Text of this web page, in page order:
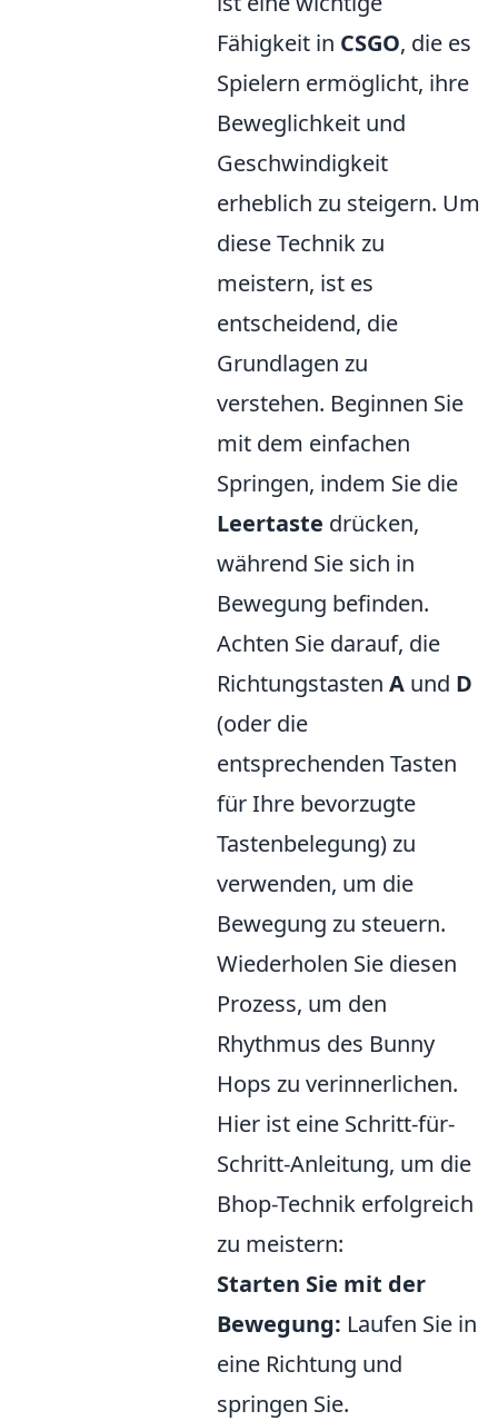
Fähigkeit in CSGO, die es
Spielern ermöglicht, ihre
Beweglichkeit und
Geschwindigkeit
erheblich zu steigern. Um
diese Technik zu
meistern, ist es
entscheidend, die
Grundlagen zu
verstehen. Beginnen Sie
mit dem einfachen
Springen, indem Sie die
Leertaste drücken,
während Sie sich in
Bewegung befinden.
Achten Sie darauf, die
Richtungstasten A und D
(oder die
entsprechenden Tasten
für Ihre bevorzugte
Tastenbelegung) zu
verwenden, um die
Bewegung zu steuern.
Wiederholen Sie diesen
Prozess, um den
Rhythmus des Bunny
Hops zu verinnerlichen.
Hier ist eine Schritt-für-
Schritt-Anleitung, um die
Bhop-Technik erfolgreich
zu meistern:
Starten Sie mit der
Bewegung: Laufen Sie in
eine Richtung und
springen Sie.